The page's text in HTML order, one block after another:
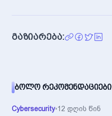
გაზიარება:
ᲑᲝᲚᲝ ᲠᲔᲙᲝᲛᲔᲜᲓᲐᲪᲘᲔᲑᲘ
Cybersecurity•12 დღის წინ